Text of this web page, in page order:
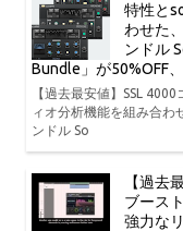
特性と
わせた
ンドル
Bundle」が50%OFF
【過去最安値】SSL
ィオ分析機能を組み合わ
ンドル So
【過去
ブース
強力な